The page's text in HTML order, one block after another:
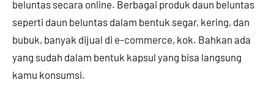
beluntas secara online. Berbagai produk daun beluntas
seperti daun beluntas dalam bentuk segar, kering, dan
bubuk, banyak dijual di e-commerce, kok. Bahkan ada
yang sudah dalam bentuk kapsul yang bisa langsung
kamu konsumsi.